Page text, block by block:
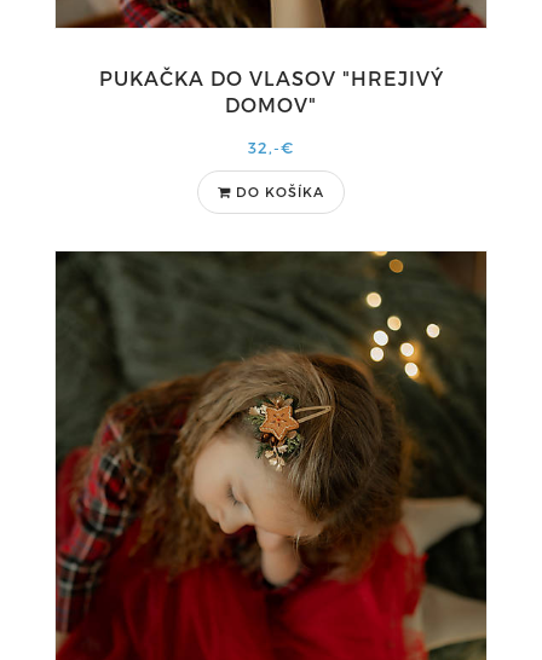
PUKAČKA DO VLASOV "HREJIVÝ
DOMOV"
32,-€
DO KOŠÍKA